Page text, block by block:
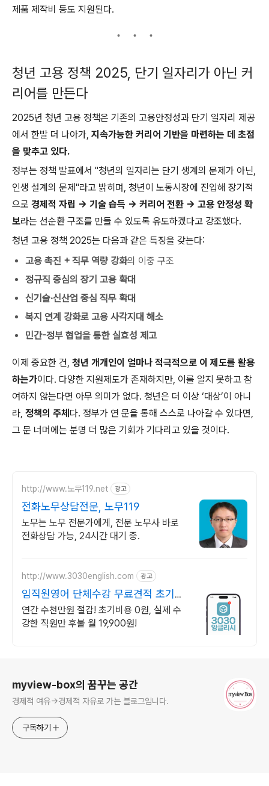
제품 제작비 등도 지원된다.
청년 고용 정책 2025, 단기 일자리가 아닌 커
리어를 만든다
2025년 청년 고용 정책은 기존의 고용안정성과 단기 일자리 제공
에서 한발 더 나아가, 지속가능한 커리어 기반을 마련하는 데 초점
을 맞추고 있다.
정부는 정책 발표에서 "청년의 일자리는 단기 생계의 문제가 아닌,
인생 설계의 문제"라고 밝히며, 청년이 노동시장에 진입해 장기적
으로 경제적 자립 → 기술 습득 → 커리어 전환 → 고용 안정성 확
보라는 선순환 구조를 만들 수 있도록 유도하겠다고 강조했다.
청년 고용 정책 2025는 다음과 같은 특징을 갖는다:
고용 촉진 + 직무 역량 강화의 이중 구조
정규직 중심의 장기 고용 확대
신기술·신산업 중심 직무 확대
복지 연계 강화로 고용 사각지대 해소
민간-정부 협업을 통한 실효성 제고
이제 중요한 건, 청년 개개인이 얼마나 적극적으로 이 제도를 활용
하는가이다. 다양한 지원제도가 존재하지만, 이를 알지 못하고 참
여하지 않는다면 아무 의미가 없다. 청년은 더 이상 ‘대상’이 아니
라, 정책의 주체 다. 정부가 연 문을 통해 스스로 나아갈 수 있다면,
그 문 너머에는 분명 더 많은 기회가 기다리고 있을 것이다.
http://www.노무119.net 광고
전화노무상담전문, 노무119
노무는 노무 전문가에게, 전문 노무사 바로
전화상담 가능, 24시간 대기 중.
http://www.3030english.com 광고
임직원영어 단체수강 무료견적 초기비
용 0원
연간 수천만원 절감! 초기비용 0원, 실제 수
강한 직원만 후불 월 19,900원!
myview-box의 꿈꾸는 공간
경제적 여유->경제적 자유로 가는 블로그입니다.
구독하기